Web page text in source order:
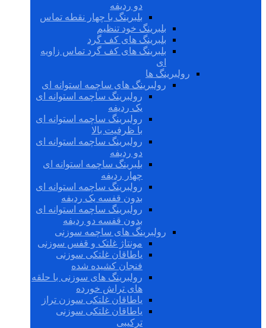
دو ردیفه
بلبرینگ با چهار نقطه تماس
بلبرینگ خود تنظیم
بلبرینگ های کف گرد
بلبرینگ های کف گرد تماس زاویه
ای
رولبرینگ ها
رولبرینگ های ساچمه استوانه ای
رولبرینگ ساچمه استوانه ای
یک ردیفه
رولبرینگ ساچمه استوانه ای
با ظرفیت بالا
رولبرینگ ساچمه استوانه ای
دو ردیفه
بلبرینگ ساچمه استوانه ای
چهار ردیفه
رولبرینگ ساچمه استوانه ای
بدون قفسه یک ردیفه
رولبرینگ ساچمه استوانه ای
بدون قفسه دو ردیفه
رولبرینگ های ساچمه سوزنی
مونتاژ غلتک و قفس سوزنی
یاطاقان غلتکی سوزنی
فنجان کشیده شده
رولبرینگ های سوزنی با حلقه
های تراش خورده
یاطاقان غلتکی سوزن تراز
یاطاقان غلتکی سوزنی
ترکیبی